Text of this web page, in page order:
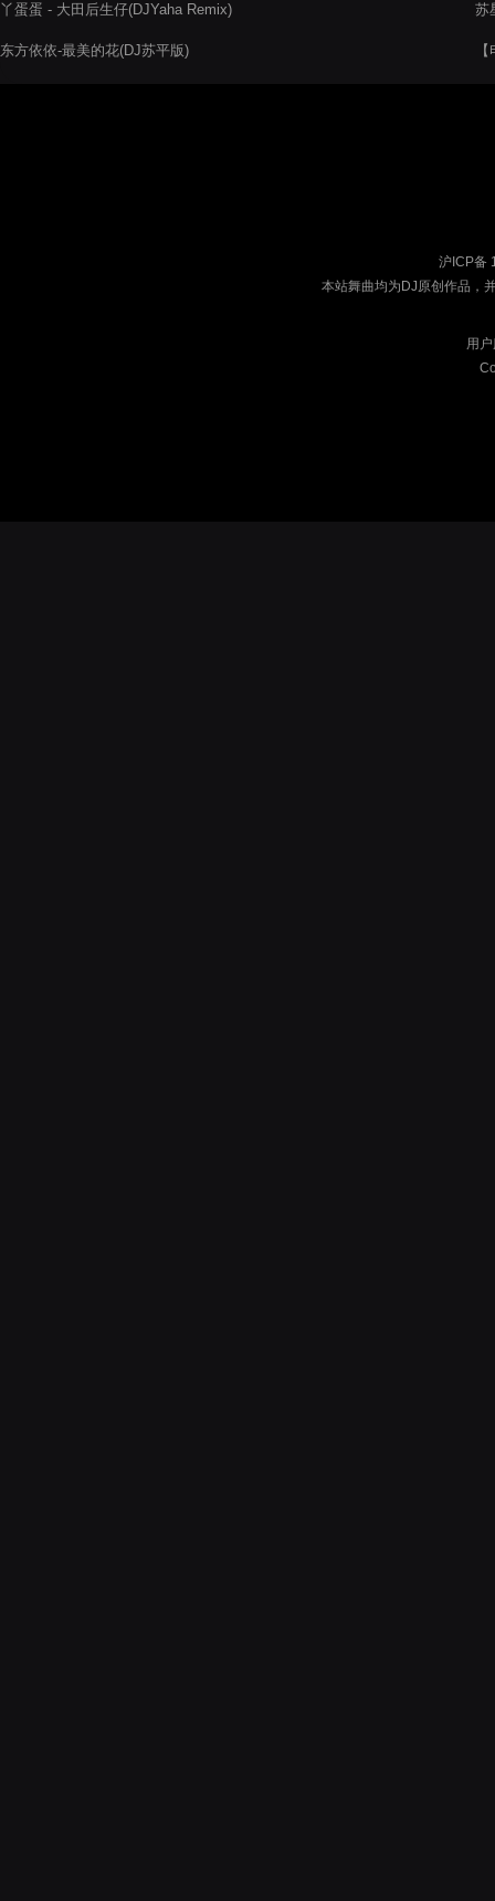
丫蛋蛋 - 大田后生仔(DJYaha Remix)
东方依依-最美的花(DJ苏平版)
苏
沪ICP备
本站舞曲均为DJ原创作品，
用